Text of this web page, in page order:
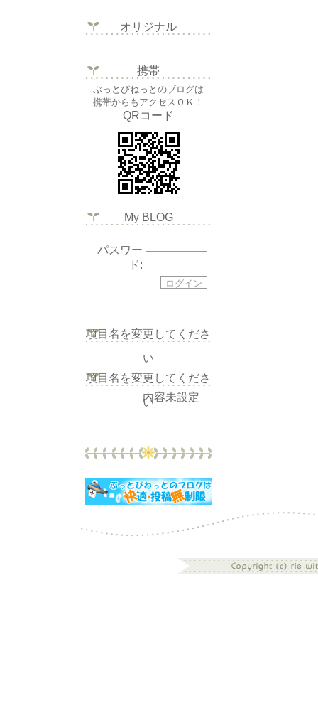
オリジナル
携帯
ぶっとびねっとのブログは
携帯からもアクセスＯＫ！
QRコード
My BLOG
パスワー
ド:
項目名を変更してくださ
い
項目名を変更してくださ
い
内容未設定